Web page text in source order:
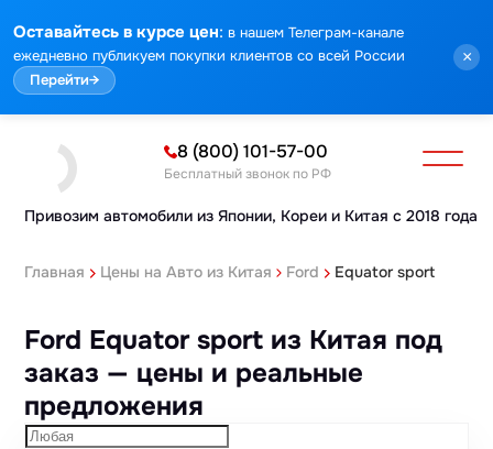
Оставайтесь в курсе цен: в нашем Телеграм-канале
ежедневно публикуем покупки клиентов со всей России
Перейти→
×
Привозим автомобили из Японии, Кореи и Китая с 2018 года
8 (800) 101-57-00
Бесплатный звонок по РФ
Главная Цены на Авто из Китая Ford Equator sport
Ford Equator sport из Китая под
заказ — цены и реальные
предложения